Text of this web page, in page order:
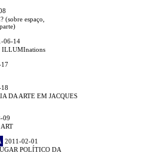
(sobre espaço,
06-14
ILLUMInations
17
DA ARTE EM JACQUES
09
2011-02-01
POLÍTICO DA